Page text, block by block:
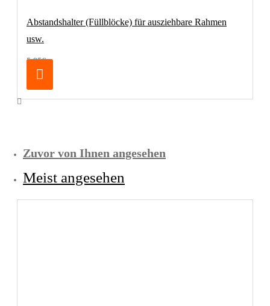
Abstandshalter (Füllblöcke) für ausziehbare Rahmen
usw.
5,95€
Zuvor von Ihnen angesehen
Meist angesehen